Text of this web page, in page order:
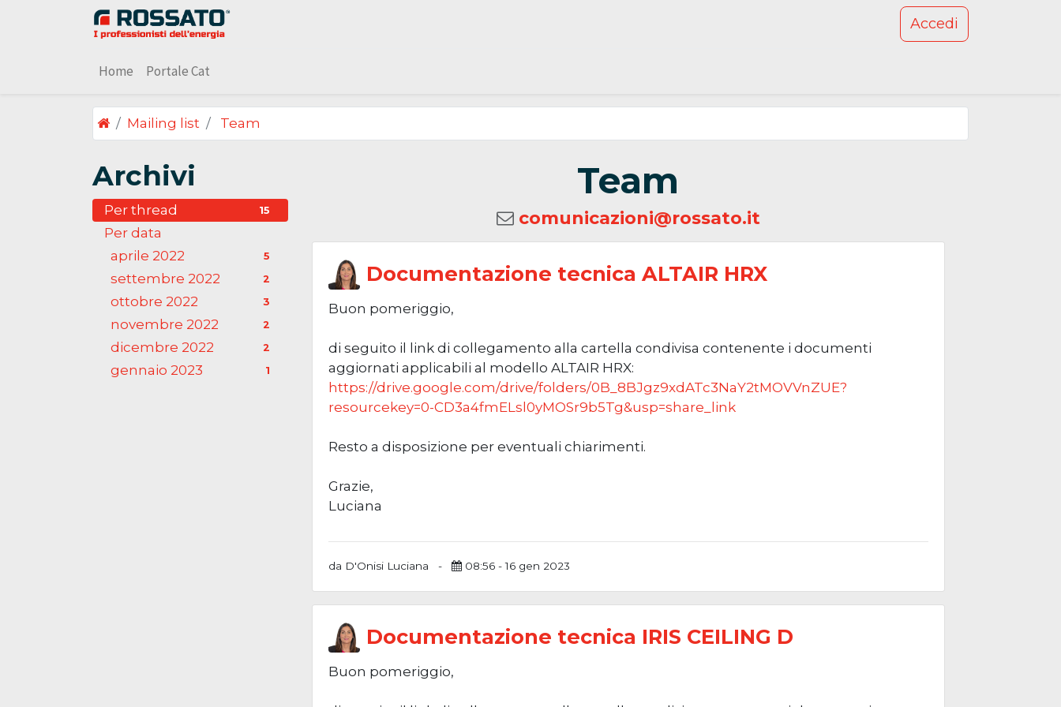
Accedi
Home Portale Cat
Mailing list Team
Archivi
Per thread 15
Per data
aprile 2022
5
settembre 2022 2
ottobre 2022 3
novembre 2022 2
dicembre 2022 2
gennaio 2023 1
Team
comunicazioni@rossato.it
Documentazione tecnica ALTAIR HRX
Buon pomeriggio,
di seguito il link di collegamento alla cartella condivisa contenente i documenti
aggiornati applicabili al modello ALTAIR HRX:
https://drive.google.com/drive/folders/0B_8BJgz9xdATc3NaY2tMOVVnZUE?
resourcekey=0-CD3a4fmELsl0yMOSr9b5Tg&usp=share_link
Resto a disposizione per eventuali chiarimenti.
Grazie,
Luciana
da D'Onisi Luciana - 08:56 - 16 gen 2023
Documentazione tecnica IRIS CEILING D
Buon pomeriggio,